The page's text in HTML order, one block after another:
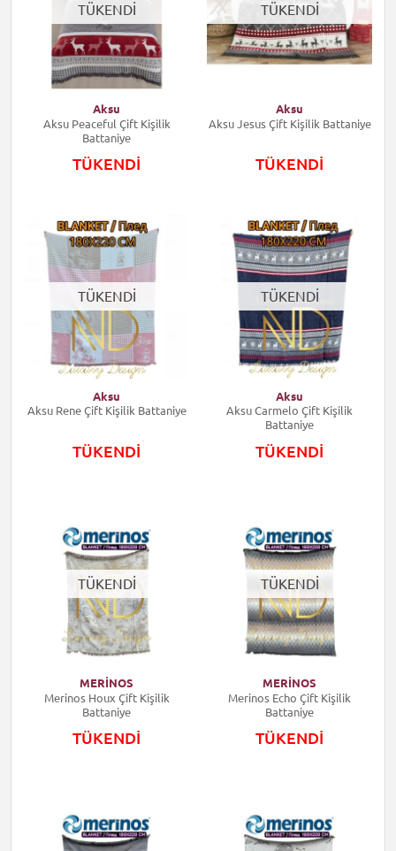
TÜKENDİ
Aksu
Aksu Peaceful Çift Kişilik
Battaniye
TÜKENDİ
TÜKENDİ
Aksu
Aksu Jesus Çift Kişilik Battaniye
TÜKENDİ
TÜKENDİ
Aksu
Aksu Rene Çift Kişilik Battaniye
TÜKENDİ
TÜKENDİ
Aksu
Aksu Carmelo Çift Kişilik
Battaniye
TÜKENDİ
TÜKENDİ
MERİNOS
Merinos Houx Çift Kişilik
Battaniye
TÜKENDİ
TÜKENDİ
MERİNOS
Merinos Echo Çift Kişilik
Battaniye
TÜKENDİ